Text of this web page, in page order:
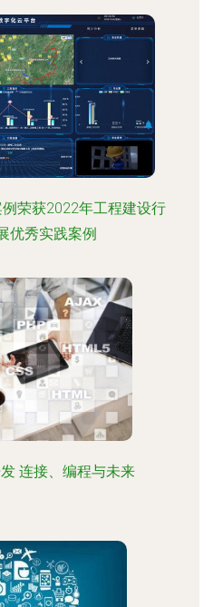
荣获2022年工程建设行
优秀实践案例
连接、编程与未来